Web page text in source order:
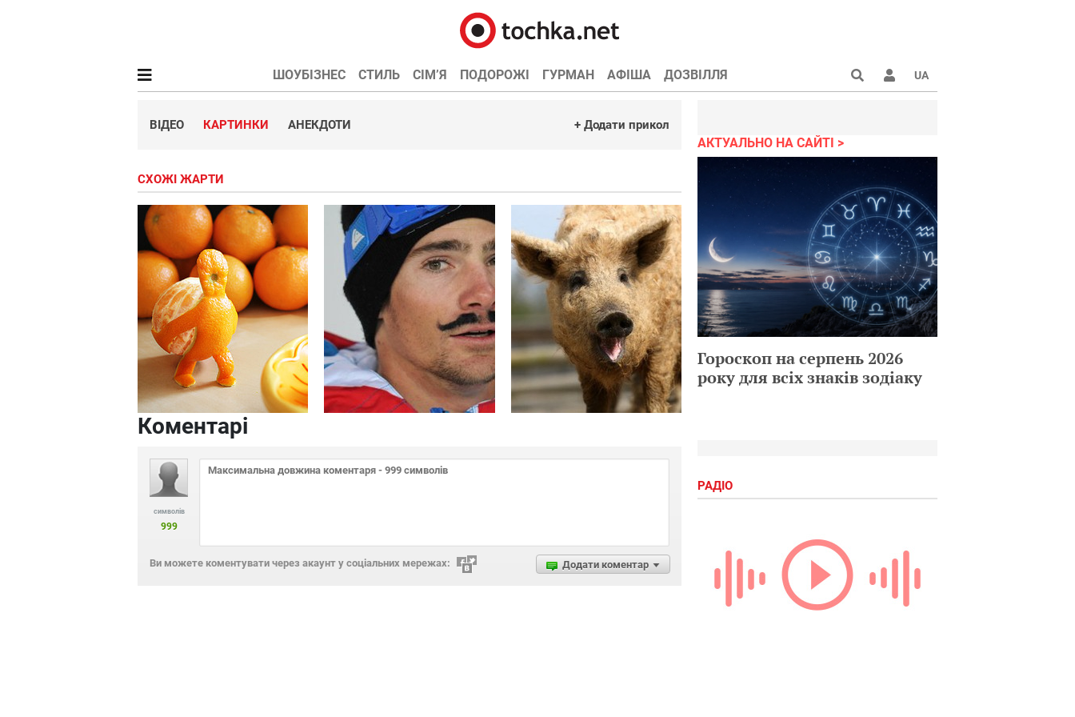
ШОУБІЗНЕС СТИЛЬ СІМ’Я ПОДОРОЖІ ГУРМАН АФІША ДОЗВІЛЛЯ UA
ВІДЕО КАРТИНКИ АНЕКДОТИ + Додати прикол
СХОЖІ ЖАРТИ
Я
спасу
тебя!!!
)))
Олимпийская
истерика
=)))))
свинья??
Да у
меня
папа
собака!!
Коментарі
символів
999
Додати коментар
Ви можете коментувати через акаунт у соціальних мережах:
АКТУАЛЬНО НА САЙТІ
Гороскоп на серпень 2026
року для всіх знаків зодіаку
РАДІО